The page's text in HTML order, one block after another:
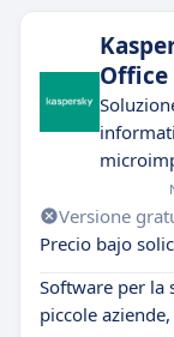
Versione
Precio bajo
Software per la
piccole